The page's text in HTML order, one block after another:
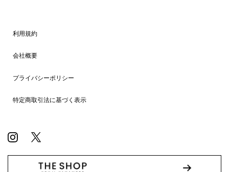
利用規約
会社概要
プライバシーポリシー
特定商取引法に基づく表示